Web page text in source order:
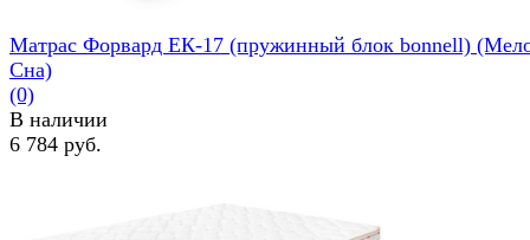
Матрас Форвард ЕК-17 (пружинный блок bonnell)
Сна)
(0)
В наличии
6 784 руб.